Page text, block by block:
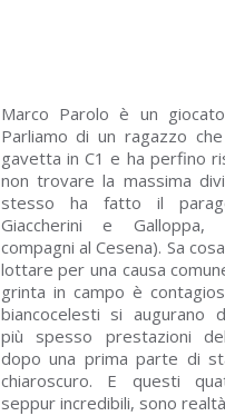
Marco Parolo è un
Parliamo di un ragazzo
gavetta in C1 e ha perfino
non trovare la massima
stesso ha fatto il
Giaccherini e
compagni al Cesena). Sa
lottare per una causa
grinta in campo è
biancocelesti si augurano
più spesso prestazioni
dopo una prima parte di
chiaroscuro. E questi
seppur incredibili, sono